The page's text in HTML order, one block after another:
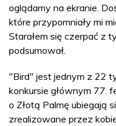
oglądamy na ekranie.
które przypomniały mi
Starałem się czerpać z
podsumował.
"Bird" jest jednym z 22
konkursie głównym 77.
o Złotą Palmę ubiegają
zrealizowane przez